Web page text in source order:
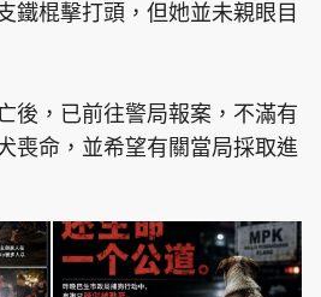
鐵棍擊打頭，但她並未親眼目
後，已前往警局報案，不滿有
喪命，並希望有關當局採取進